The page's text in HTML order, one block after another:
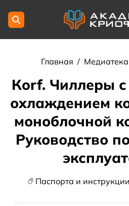
Главная / Медиатека
Кorf. Чиллеры
охлаждением
моноблочной
Руководство
Паспорта и